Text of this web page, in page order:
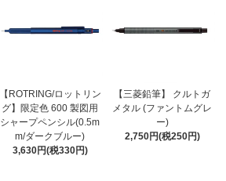
【ROTRING/ロットリン
グ】限定色 600 製図用
シャープペンシル(0.5m
m/ダークブルー)
3,630円(税330円)
【三菱鉛筆】 クルトガ
メタル (ファントムグレ
ー)
2,750円(税250円)